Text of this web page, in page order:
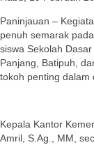
Paninjauan –
penuh semarak
siswa Sekolah
Panjang, Batipuh,
tokoh penting dalam
Kepala Kantor
Amril, S.Ag., MM,